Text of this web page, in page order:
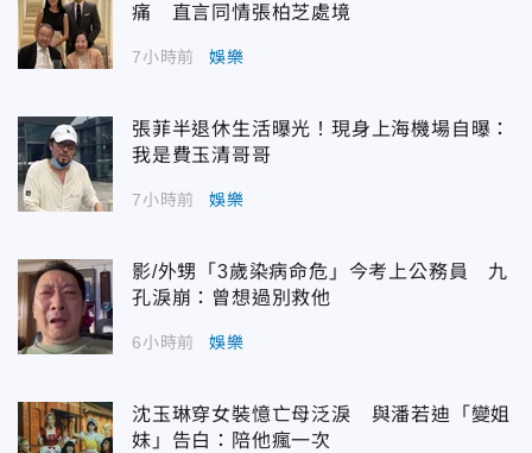
痛 直言同情張柏芝處境
7小時前 娛樂
張菲半退休生活曝光！現身上海機場自曝：
我是費玉清哥哥
7小時前 娛樂
影/外甥「3歲染病命危」今考上公務員 九
孔淚崩：曾想過別救他
6小時前 娛樂
沈玉琳穿女裝憶亡母泛淚 與潘若迪「變姐
妹」告白：陪他瘋一次